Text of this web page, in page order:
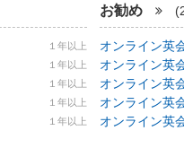
１年以上
１年以上
１年以上
１年以上
１年以上
お勧め
オンライン英
オンライン英
オンライン英
オンライン英
オンライン英